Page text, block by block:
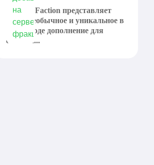
Плагин Faction представляет
собой необычное и уникальное в
своем роде дополнение для
сервера...